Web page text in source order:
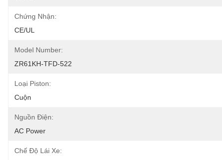
Chứng Nhận:
CE/UL
Model Number:
ZR61KH-TFD-522
Loại Piston:
Cuộn
Nguồn Điện:
AC Power
Chế Độ Lái Xe: